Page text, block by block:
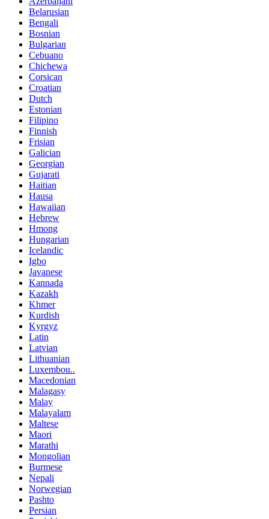
Belarusian
Bengali
Bosnian
Bulgarian
Cebuano
Chichewa
Corsican
Croatian
Dutch
Estonian
Filipino
Finnish
Frisian
Galician
Georgian
Gujarati
Haitian
Hausa
Hawaiian
Hebrew
Hmong
Hungarian
Icelandic
Igbo
Javanese
Kannada
Kazakh
Khmer
Kurdish
Kyrgyz
Latin
Latvian
Lithuanian
Luxembou..
Macedonian
Malagasy
Malay
Malayalam
Maltese
Maori
Marathi
Mongolian
Burmese
Nepali
Norwegian
Pashto
Persian